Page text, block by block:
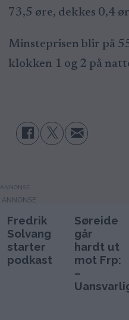
73,5 øre, dekkes 0,4
Minsteprisen blir på
klokken 1 og 2 på
ANNONSE
Fredrik
Solvang
starter
podkast
Søreide
går
hardt ut
mot Frp:
–